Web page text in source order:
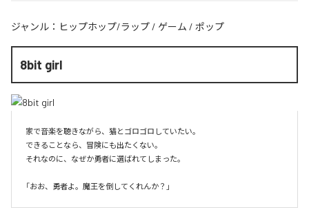
ジャンル： ヒップホップ/ラップ / ゲーム / ポップ
8bit girl
家で音楽を聴きながら、猫とゴロゴロしていたい。
できることなら、冒険にも出たくない。
それなのに、なぜか勇者に選ばれてしまった。